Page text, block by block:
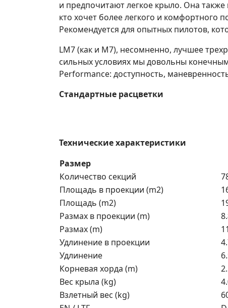
и предпочитают легкое крыло. Она
кто хочет более легкого и комфортного
Рекомендуется для опытных пилотов,
LM7 (как и M7), несомненно, лучшее
сильных условиях мы довольны
Performance: доступность,
Стандартные расцветки
Технические характеристики
Размер
Количество секций
Площадь в проекции (m2)
Площадь (m2)
Размах в проекции (m)
Размах (m)
Удлинение в проекции
Удлинение
Корневая хорда (m)
Вес крыла (kg)
Взлетный вес (kg)